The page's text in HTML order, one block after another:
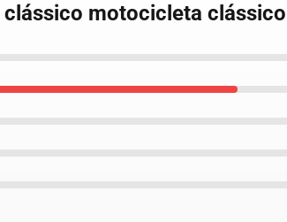
motocicleta